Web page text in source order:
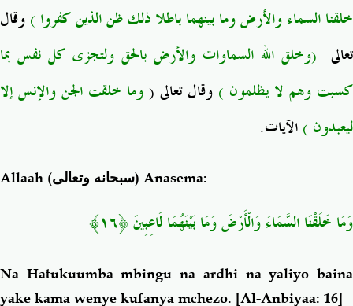
خلقنا السماء والأرض وما بينهما باطلا ذلك ظن الذين كفروا )وقال
تعالى (وخلق الله السماوات والأرض بالحق ولتجزى كل نفس بما
كسبت وهم لا يظلمون ) وقال تعالى (وما خلقت الجن والإنس إلا
ليعبدون )الآيات.
Allaah (سبحانه وتعالى) Anasema:
وَمَا خَلَقْنَا السَّمَاءَ وَالْأَرْضَ وَمَا بَيْنَهُمَا لَاعِبِينَ ﴿١٦﴾
Na Hatukuumba mbingu na ardhi na yaliyo baina
yake kama wenye kufanya mchezo. [Al-Anbiyaa: 16]